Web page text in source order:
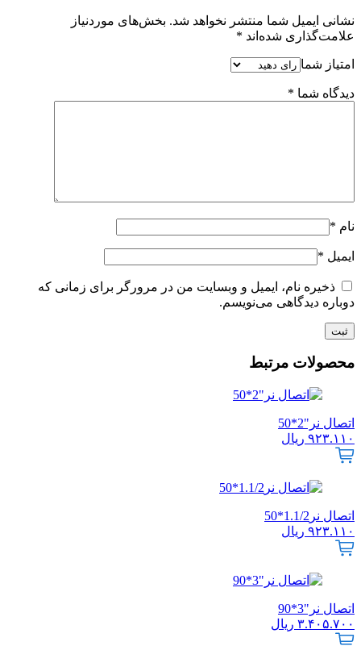
نشانی ایمیل شما منتشر نخواهد شد. بخش‌های موردنیاز
علامت‌گذاری شده‌اند *
امتیاز شما
دیدگاه شما *
نام *
ایمیل *
ذخیره نام، ایمیل و وبسایت من در مرورگر برای زمانی که
دوباره دیدگاهی می‌نویسم.
محصولات مرتبط
اتصال نر"2*50
۹۲۳.۱۱۰ ریال
اتصال نر1.1/2*50
۹۲۳.۱۱۰ ریال
اتصال نر"3*90
۳.۴۰۵.۷۰۰ ریال